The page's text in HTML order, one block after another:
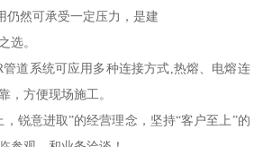
仍然可承受一定压力，是建
选。
管道系统可应用多种连接方式,热熔、电熔连
，方便现场施工。
锐意进取”的经营理念，坚持“客户至上”的